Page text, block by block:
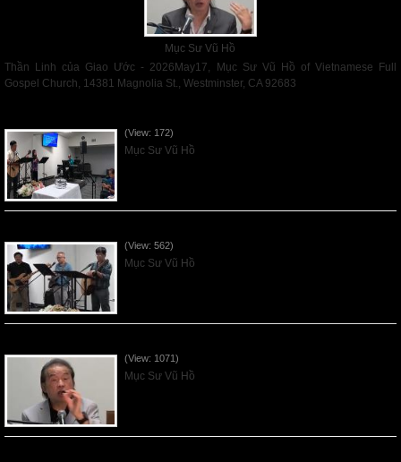
Mục Sư Vũ Hồ
Thần Linh của Giao Ước - 2026May17, Mục Sư Vũ Hồ of Vietnamese Full
Gospel Church, 14381 Magnolia St., Westminster, CA 92683
(View: 172)
Mục Sư Vũ Hồ
(View: 562)
Mục Sư Vũ Hồ
(View: 1071)
Mục Sư Vũ Hồ